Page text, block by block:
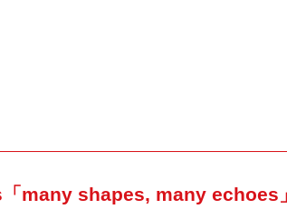
many shapes, many echoes」